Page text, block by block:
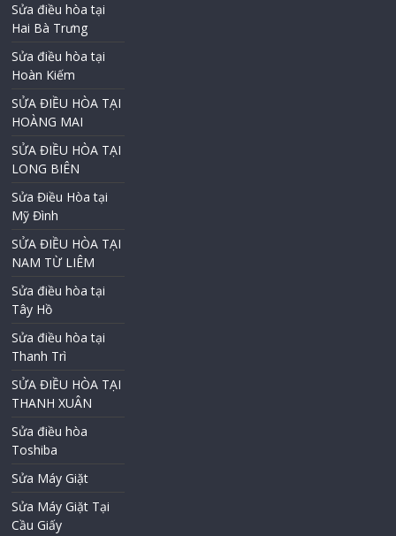
Sửa điều hòa tại
Hai Bà Trưng
Sửa điều hòa tại
Hoàn Kiếm
SỬA ĐIỀU HÒA TẠI
HOÀNG MAI
SỬA ĐIỀU HÒA TẠI
LONG BIÊN
Sửa Điều Hòa tại
Mỹ Đình
SỬA ĐIỀU HÒA TẠI
NAM TỪ LIÊM
Sửa điều hòa tại
Tây Hồ
Sửa điều hòa tại
Thanh Trì
SỬA ĐIỀU HÒA TẠI
THANH XUÂN
Sửa điều hòa
Toshiba
Sửa Máy Giặt
Sửa Máy Giặt Tại
Cầu Giấy